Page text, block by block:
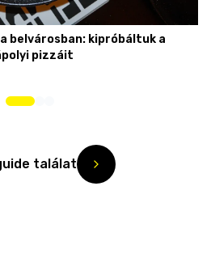
belvárosban: kipróbáltuk a
pizzáit
találat